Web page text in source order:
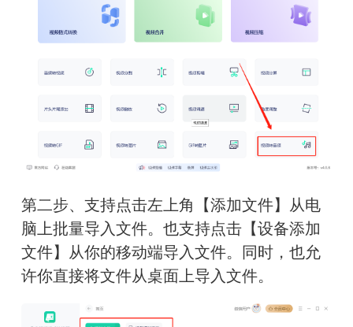
第二步、支持点击左上角【添加文件】从电
脑上批量导入文件。也支持点击【设备添加
文件】从你的移动端导入文件。同时，也允
许你直接将文件从桌面上导入文件。